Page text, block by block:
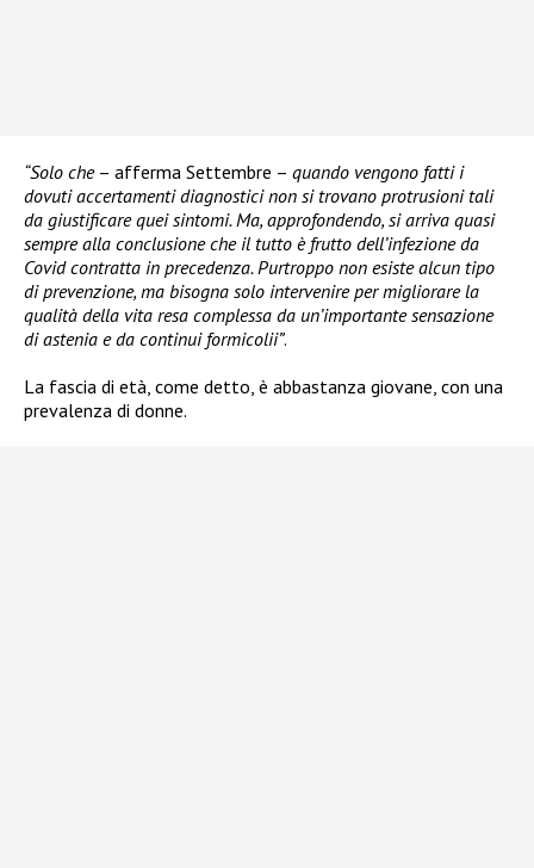
“Solo che– afferma Settembre – quando vengono fatti i
dovuti accertamenti diagnostici non si trovano protrusioni tali
da giustificare quei sintomi. Ma, approfondendo, si arriva quasi
sempre alla conclusione che il tutto è frutto dell’infezione da
Covid contratta in precedenza. Purtroppo non esiste alcun tipo
di prevenzione, ma bisogna solo intervenire per migliorare la
qualità della vita resa complessa da un’importante sensazione
di astenia e da continui formicolii”.
La fascia di età, come detto, è abbastanza giovane, con una
prevalenza di donne.